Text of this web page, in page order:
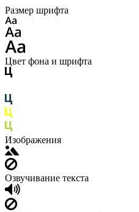
Размер шрифта
Цвет фона и шрифта
Изображения
Озвучивание текста